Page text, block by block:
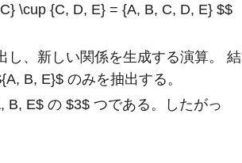
\cup {C, D, E} = {A, B, C, D, E} $$
、新しい関係を生成する演算。 結
B, E}$ のみを抽出する。
B, E$ の $3$ つである。したがっ